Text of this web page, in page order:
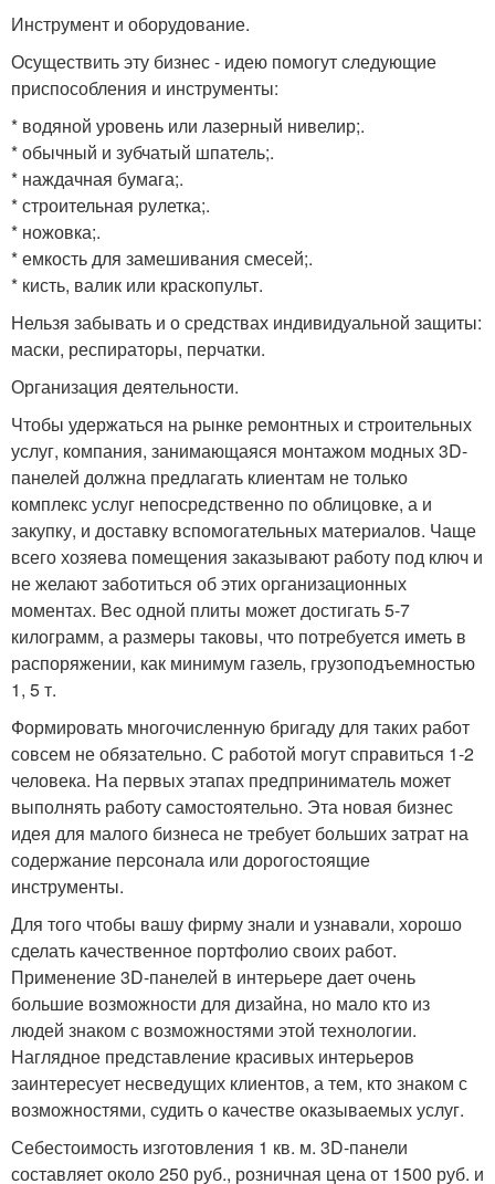
Инструмент и оборудование.
Осуществить эту бизнес - идею помогут следующие
приспособления и инструменты:
* водяной уровень или лазерный нивелир;.
* обычный и зубчатый шпатель;.
* наждачная бумага;.
* строительная рулетка;.
* ножовка;.
* емкость для замешивания смесей;.
* кисть, валик или краскопульт.
Нельзя забывать и о средствах индивидуальной защиты:
маски, респираторы, перчатки.
Организация деятельности.
Чтобы удержаться на рынке ремонтных и строительных
услуг, компания, занимающаяся монтажом модных 3D-
панелей должна предлагать клиентам не только
комплекс услуг непосредственно по облицовке, а и
закупку, и доставку вспомогательных материалов. Чаще
всего хозяева помещения заказывают работу под ключ и
не желают заботиться об этих организационных
моментах. Вес одной плиты может достигать 5-7
килограмм, а размеры таковы, что потребуется иметь в
распоряжении, как минимум газель, грузоподъемностью
1, 5 т.
Формировать многочисленную бригаду для таких работ
совсем не обязательно. С работой могут справиться 1-2
человека. На первых этапах предприниматель может
выполнять работу самостоятельно. Эта новая бизнес
идея для малого бизнеса не требует больших затрат на
содержание персонала или дорогостоящие
инструменты.
Для того чтобы вашу фирму знали и узнавали, хорошо
сделать качественное портфолио своих работ.
Применение 3D-панелей в интерьере дает очень
большие возможности для дизайна, но мало кто из
людей знаком с возможностями этой технологии.
Наглядное представление красивых интерьеров
заинтересует несведущих клиентов, а тем, кто знаком с
возможностями, судить о качестве оказываемых услуг.
Себестоимость изготовления 1 кв. м. 3D-панели
составляет около 250 руб., розничная цена от 1500 руб. и